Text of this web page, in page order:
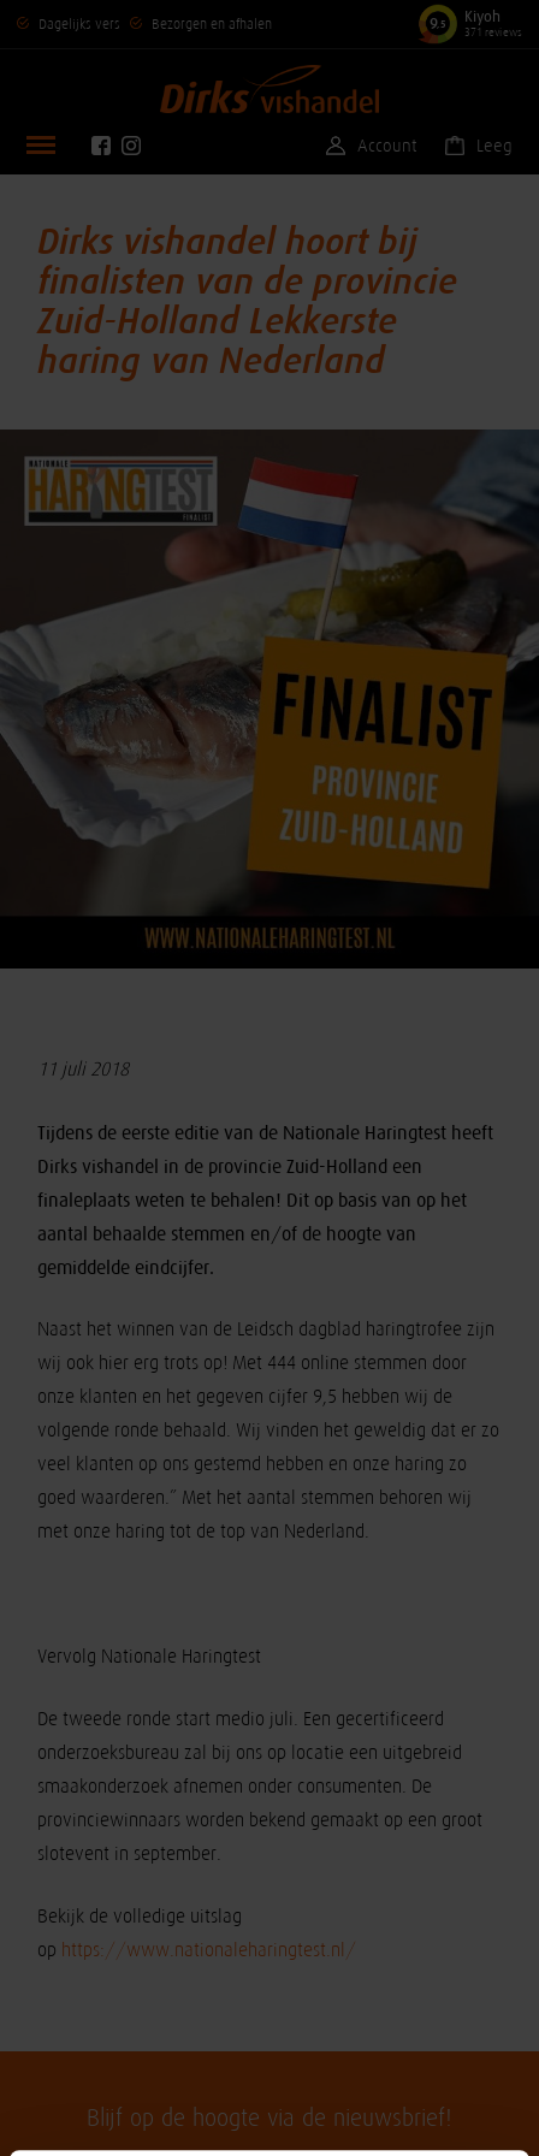
9,5 Kiyoh
371 reviews
Dagelijks vers Bezorgen en afhalen
Account Leeg
Dirks vishandel hoort bij
finalisten van de provincie
Zuid-Holland Lekkerste
haring van Nederland
11 juli 2018
Tijdens de eerste editie van de Nationale Haringtest heeft
Dirks vishandel in de provincie Zuid-Holland een
finaleplaats weten te behalen! Dit op basis van op het
aantal behaalde stemmen en/of de hoogte van
gemiddelde eindcijfer.
Naast het winnen van de Leidsch dagblad haringtrofee zijn
wij ook hier erg trots op! Met 444 online stemmen door
onze klanten en het gegeven cijfer 9,5 hebben wij de
volgende ronde behaald. Wij vinden het geweldig dat er zo
veel klanten op ons gestemd hebben en onze haring zo
goed waarderen.” Met het aantal stemmen behoren wij
met onze haring tot de top van Nederland.
Vervolg Nationale Haringtest
De tweede ronde start medio juli. Een gecertificeerd
onderzoeksbureau zal bij ons op locatie een uitgebreid
smaakonderzoek afnemen onder consumenten. De
provinciewinnaars worden bekend gemaakt op een groot
slotevent in september.
Bekijk de volledige uitslag
op https://www.nationaleharingtest.nl/
Blijf op de hoogte via de nieuwsbrief!